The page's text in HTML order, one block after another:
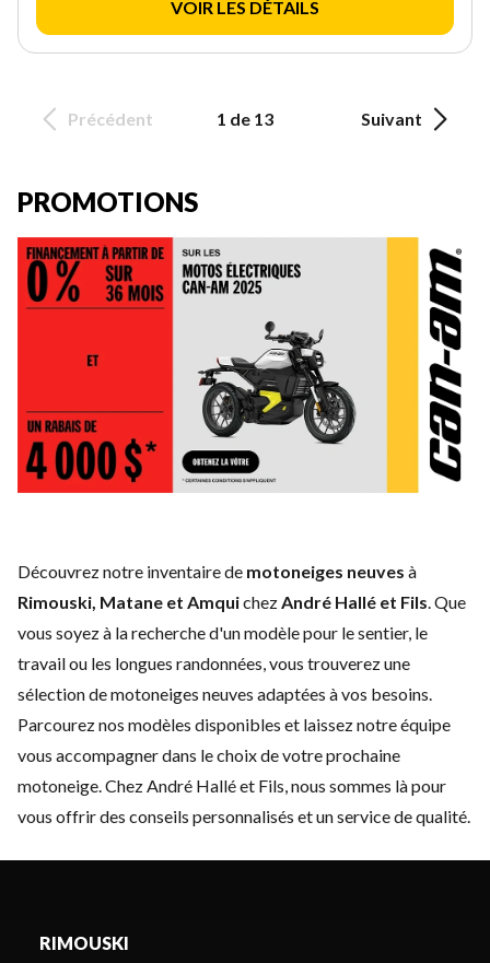
VOIR LES DÉTAILS
Précédent 1 de 13 Suivant
PROMOTIONS
Découvrez notre inventaire de motoneiges neuves à
Rimouski, Matane et AmquichezAndré Hallé et Fils. Que
vous soyez à la recherche d'un modèle pour le sentier, le
travail ou les longues randonnées, vous trouverez une
sélection de motoneiges neuves adaptées à vos besoins.
Parcourez nos modèles disponibles et laissez notre équipe
vous accompagner dans le choix de votre prochaine
motoneige. Chez André Hallé et Fils, nous sommes là pour
vous offrir des conseils personnalisés et un service de qualité.
RIMOUSKI